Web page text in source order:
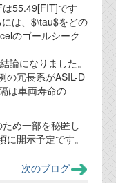
55.49[FIT]です
は、$\tau$をどの
のゴールシーク
論になりました。
の冗長系がASIL-D
は車両寿命の
め一部を秘匿し
開示予定です。
次のブログ